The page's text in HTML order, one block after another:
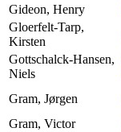
Gideon, Henry
Gloerfelt-Tarp,
Kirsten
Gottschalck-Hansen,
Niels
Gram, Jørgen
Gram, Victor